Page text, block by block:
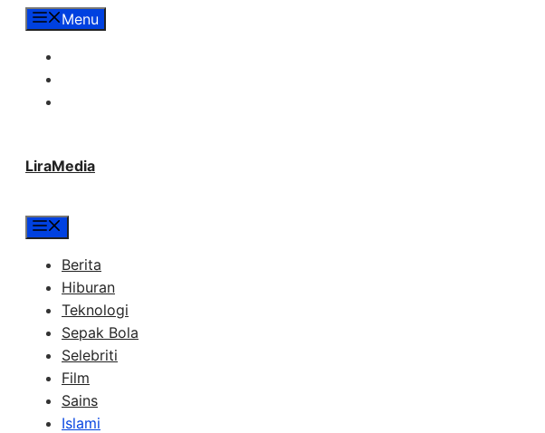
LangsungMenu
LiraMedia
Berita
Hiburan
Teknologi
Sepak Bola
Selebriti
Film
Sains
Islami